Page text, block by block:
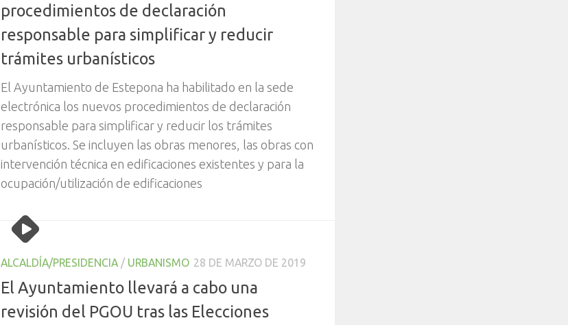
procedimientos de declaración
responsable para simplificar y reducir
trámites urbanísticos
El Ayuntamiento de Estepona ha habilitado en la sede
electrónica los nuevos procedimientos de declaración
responsable para simplificar y reducir los trámites
urbanísticos. Se incluyen las obras menores, las obras con
intervención técnica en edificaciones existentes y para la
ocupación/utilización de edificaciones
ALCALDÍA/PRESIDENCIA / URBANISMO 28 DE MARZO DE 2019
El Ayuntamiento llevará a cabo una
revisión del PGOU tras las Elecciones